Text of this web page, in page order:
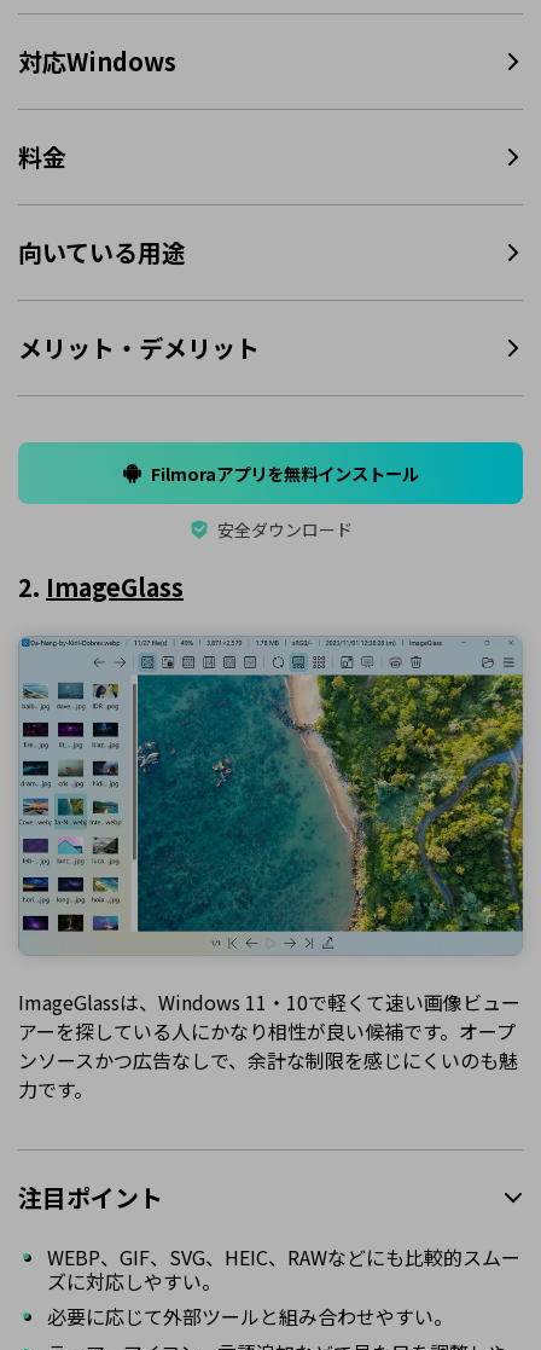
対応Windows
料金
向いている用途
メリット・デメリット
Filmoraアプリを無料インストール
安全ダウンロード
2. ImageGlass
ImageGlassは、Windows 11・10で軽くて速い画像ビュー
アーを探している人にかなり相性が良い候補です。オープ
ンソースかつ広告なしで、余計な制限を感じにくいのも魅
力です。
注目ポイント
WEBP、GIF、SVG、HEIC、RAWなどにも比較的スムー
ズに対応しやすい。
必要に応じて外部ツールと組み合わせやすい。